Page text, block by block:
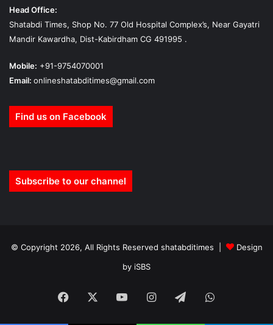
Head Office:
Shatabdi Times, Shop No. 77 Old Hospital Complex’s, Near Gayatri
Mandir Kawardha, Dist-Kabirdham CG 491995 .
Mobile: +91-9754070001
Email: onlineshatabditimes@gmail.com
Find us on Facebook
Subscribe to our channel
© Copyright 2026, All Rights Reserved shatabditimes |
Design
by iSBS
Facebook YouTubeInstagramTelegramWhatsApp